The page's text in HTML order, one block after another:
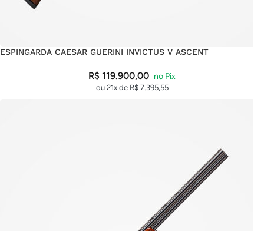
ESPINGARDA CAESAR GUERINI INVICTUS V ASCENT
R$ 119.900,00
ou 21x de R$ 7.395,55